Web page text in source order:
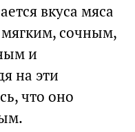
вкуса мяса
сочным,
и
на эти
что оно